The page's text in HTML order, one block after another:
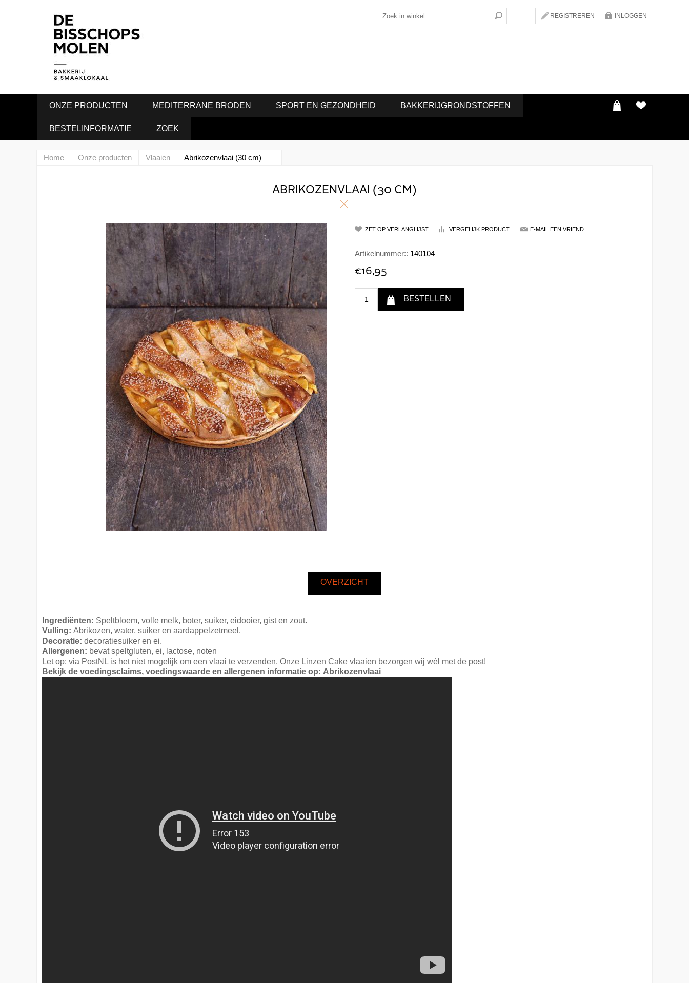
REGISTREREN INLOGGEN
ONZE PRODUCTEN MEDITERRANE BRODEN SPORT EN GEZONDHEID BAKKERIJGRONDSTOFFEN
BESTELINFORMATIE ZOEK
Home Onze producten Vlaaien Abrikozenvlaai (30 cm)
ABRIKOZENVLAAI (30 CM)
Artikelnummer:: 140104
€16,95
OVERZICHT
Ingrediënten: Speltbloem, volle melk, boter, suiker, eidooier, gist en zout.
Vulling: Abrikozen, water, suiker en aardappelzetmeel.
Decoratie: decoratiesuiker en ei.
Allergenen: bevat speltgluten, ei, lactose, noten
Let op: via PostNL is het niet mogelijk om een vlaai te verzenden. Onze Linzen Cake vlaaien bezorgen wij wél met de post!
Bekijk de voedingsclaims, voedingswaarde en allergenen informatie op: Abrikozenvlaai